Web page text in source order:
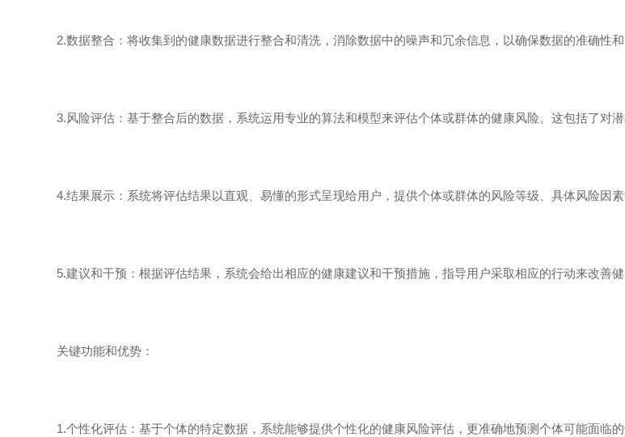
2.数据整合：将收集到的健康数据进行整合和清洗，消除数据中的噪声和冗余信息，以确保数据的准确性和
3.风险评估：基于整合后的数据，系统运用专业的算法和模型来评估个体或群体的健康风险。这包括了对潜
4.结果展示：系统将评估结果以直观、易懂的形式呈现给用户，提供个体或群体的风险等级、具体风险因素
5.建议和干预：根据评估结果，系统会给出相应的健康建议和干预措施，指导用户采取相应的行动来改善健
关键功能和优势：
1.个性化评估：基于个体的特定数据，系统能够提供个性化的健康风险评估，更准确地预测个体可能面临的